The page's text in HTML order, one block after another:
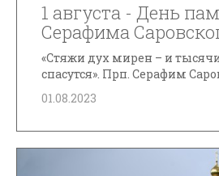
1 августа - День
Серафима
«Стяжи дух мирен – и
спасутся». Прп. Серафим
01.08.2023